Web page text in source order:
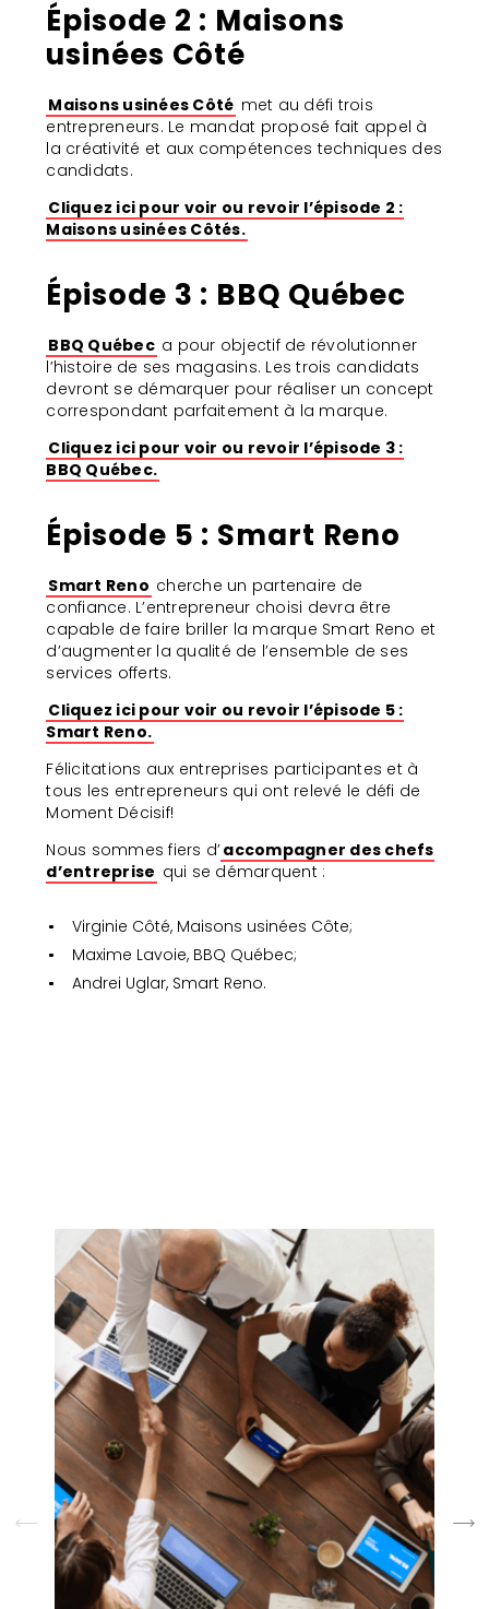
Épisode 2 : Maisons
usinées Côté
Maisons usinées Côté met au défi trois
entrepreneurs. Le mandat proposé fait appel à
la créativité et aux compétences techniques des
candidats.
Cliquez ici pour voir ou revoir l’épisode 2 :
Maisons usinées Côtés.
Épisode 3 : BBQ Québec
BBQ Québec a pour objectif de révolutionner
l’histoire de ses magasins. Les trois candidats
devront se démarquer pour réaliser un concept
correspondant parfaitement à la marque.
Cliquez ici pour voir ou revoir l’épisode 3 :
BBQ Québec.
Épisode 5 : Smart Reno
Smart Reno cherche un partenaire de
confiance. L’entrepreneur choisi devra être
capable de faire briller la marque Smart Reno et
d’augmenter la qualité de l’ensemble de ses
services offerts.
Cliquez ici pour voir ou revoir l’épisode 5 :
Smart Reno.
Félicitations aux entreprises participantes et à
tous les entrepreneurs qui ont relevé le défi de
Moment Décisif!
Nous sommes fiers d’accompagner des chefs
d’entreprise qui se démarquent :
Virginie Côté, Maisons usinées Côte;
Maxime Lavoie, BBQ Québec;
Andrei Uglar, Smart Reno.